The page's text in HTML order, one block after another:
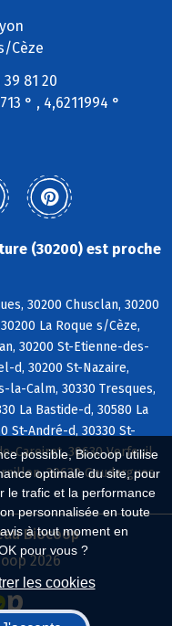
possible, Biocoop utilise
optimale du site, pour
le trafic et la performance
personnalisée en toute
à tout moment en
pour vous ?
les cookies
Cèze
81 20
° , 4,6211994 °
(30200) est proche
30200 Chusclan, 30200
La Roque s/Cèze,
30200 St-Etienne-des-
d, 30200 St-Nazaire,
la-Calm, 30330 Tresques,
La Bastide-d, 30580 La
St-André-d, 30330 St-
Careiret, 30630 Verfeuil,
30630 Goudargues
Biocoop
2026